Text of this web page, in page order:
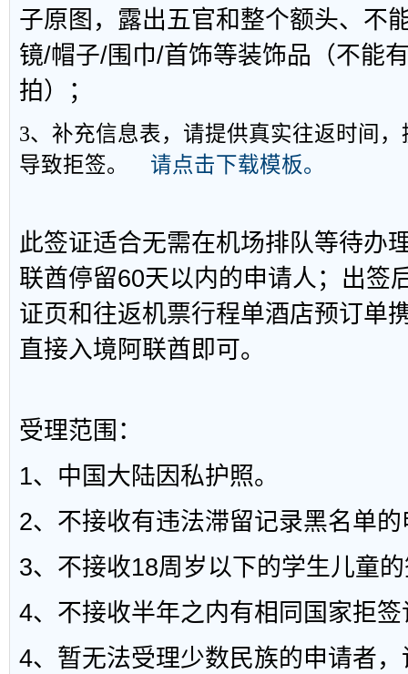
子原图，露出五官和整个额头、不
镜/帽子/围巾/首饰等装饰品（不能
拍）；
3、补充信息表，请提供真实往返时间
导致拒签。
请点击下载模板。
此签证适合无需在机场排队等待办
联酋停留60天以内的申请人；出签
证页和往返机票行程单酒店预订单
直接入境阿联酋即可。
受理范围：
1、中国大陆因私护照。
2、不接收有违法滞留记录黑名单
3、不接收18周岁以下的学生儿童
4、不接收半年之内有相同国家拒
4、暂无法受理少数民族的申请者